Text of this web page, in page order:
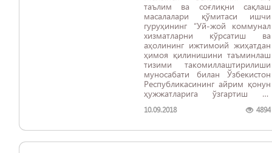
таълим ва соғлиқни сақлаш
масалалари қўмитаси ишчи
гуруҳининг “Уй-жой коммунал
хизматларни кўрсатиш ва
аҳолининг ижтимоий жиҳатдан
ҳимоя қилинишини таъминлаш
тизими такомиллаштирилиши
муносабати билан Ўзбекистон
Республикасининг айрим қонун
ҳужжатларига ўзгартиш ва
тўғрисида”ги Ўзбекистон
муҳокамасига бағишланган
йиғилиши бўлиб ўтди.
10.09.2018 4894